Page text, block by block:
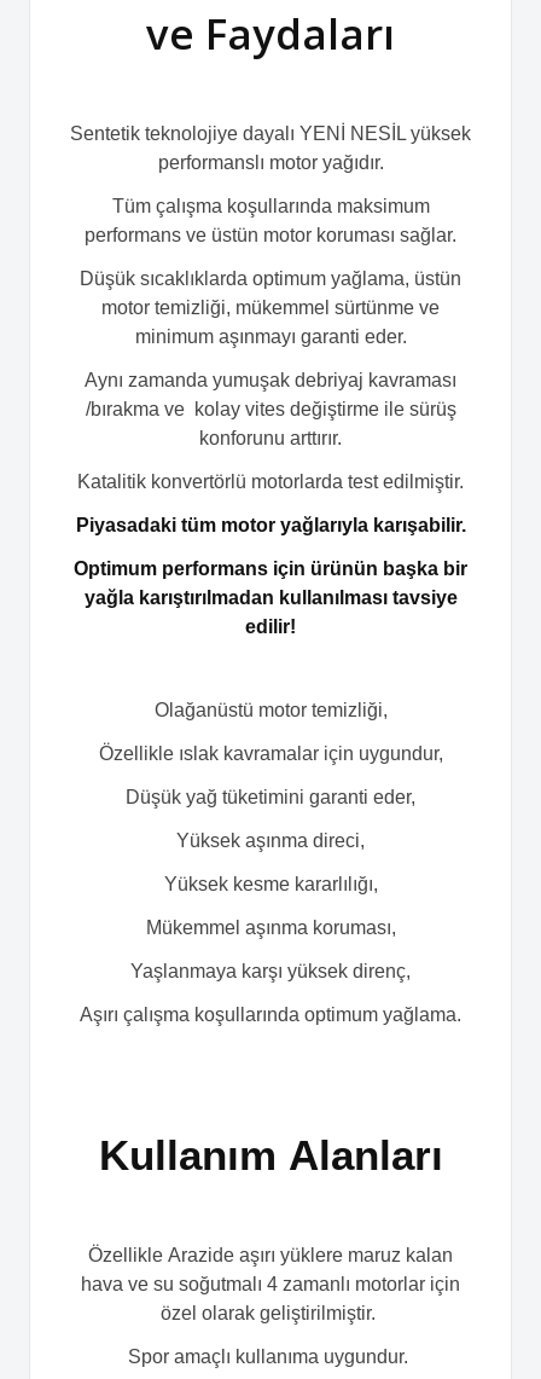
ve Faydaları
Sentetik teknolojiye dayalı YENİ NESİL yüksek
performanslı motor yağıdır.
Tüm çalışma koşullarında maksimum
performans ve üstün motor koruması sağlar.
Düşük sıcaklıklarda optimum yağlama, üstün
motor temizliği, mükemmel sürtünme ve
minimum aşınmayı garanti eder.
Aynı zamanda yumuşak debriyaj kavraması
/bırakma ve kolay vites değiştirme ile sürüş
konforunu arttırır.
Katalitik konvertörlü motorlarda test edilmiştir.
Piyasadaki tüm motor yağlarıyla karışabilir.
Optimum performans için ürünün başka bir
yağla karıştırılmadan kullanılması tavsiye
edilir!
Olağanüstü motor temizliği,
Özellikle ıslak kavramalar için uygundur,
Düşük yağ tüketimini garanti eder,
Yüksek aşınma direci,
Yüksek kesme kararlılığı,
Mükemmel aşınma koruması,
Yaşlanmaya karşı yüksek direnç,
Aşırı çalışma koşullarında optimum yağlama.
Kullanım Alanları
Özellikle Arazide aşırı yüklere maruz kalan
hava ve su soğutmalı 4 zamanlı motorlar için
özel olarak geliştirilmiştir.
Spor amaçlı kullanıma uygundur.